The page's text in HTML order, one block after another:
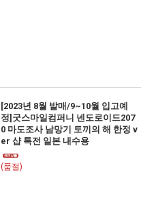
[2023년 8월 발매/9~10월 입고예
정]굿스마일컴퍼니 넨도로이드207
0 마도조사 남망기 토끼의 해 한정 v
er 샵 특전 일본 내수용
(품절)